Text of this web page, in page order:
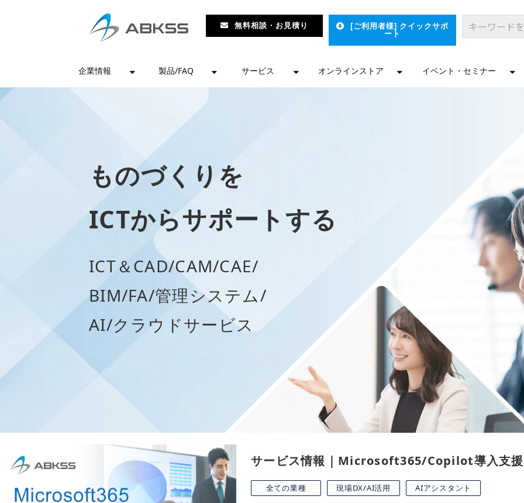
無料相談・お見積り [ご利用者様] クイックサポ
ート
企業情報 製品/FAQ サービス オンラインストア イベント・セミナー
ものづくりを
ICTからサポートする
ICT＆CAD/CAM/CAE/
BIM/FA/管理システム/
AI/クラウドサービス
サービス情報｜Microsoft365/Copilot導入支援
全ての業種 現場DX/AI活用 AIアシスタント